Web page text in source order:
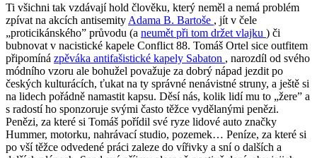
Ti všichni tak vzdávají hold člověku, který neměl a nemá problém
zpívat na akcích antisemity Adama B. Bartoše , jít v čele
„proticikánského” průvodu (a neumět při tom držet vlajku ) či
bubnovat v nacistické kapele Conflict 88. Tomáš Ortel sice outfitem
připomíná zpěváka antifašistické kapely Sabaton , narozdíl od svého
módního vzoru ale bohužel považuje za dobrý nápad jezdit po
českých kulturácích, ťukat na ty správné nenávistné struny, a ještě si
na lidech pořádně namastit kapsu. Děsí nás, kolik lidí mu to „žere” a
s radostí ho sponzoruje svými často těžce vydělanými penězi.
Penězi, za které si Tomáš pořídil své ryze lidové auto značky
Hummer, motorku, nahrávací studio, pozemek… Peníze, za které si
po vší těžce odvedené práci zaleze do vířivky a sní o dalších a